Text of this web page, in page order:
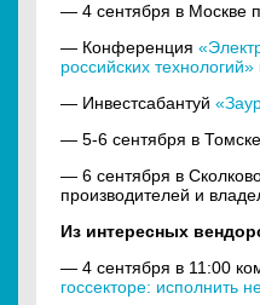
— 4 сентября в Москве
— Конференция
российских технологий»
— Инвестсабантуй
— 5-6 сентября в
— 6 сентября в
производителей и
Из интересных
— 4 сентября в 11:00
госсекторе: исполнить